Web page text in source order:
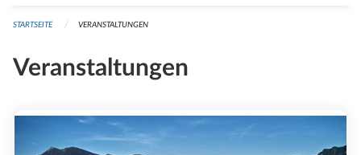
STARTSEITE VERANSTALTUNGEN
Veranstaltungen